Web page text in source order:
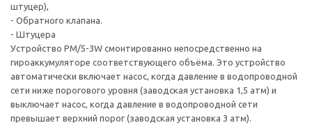
штуцер),
- Обратного клапана.
- Штуцера
Устройство PM/5-3W cмонтированно непосредственно на
гироаккумуляторе соответствующего объёма. Это устройство
автоматически включает насос, когда давление в водопроводной
сети ниже порогового уровня (заводская установка 1,5 атм) и
выключает насос, когда давление в водопроводной сети
превышает верхний порог (заводская установка 3 атм).